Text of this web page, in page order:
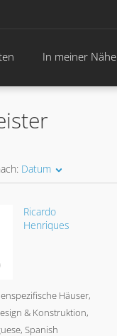
In meiner Nähe
Datum
Ricardo
Henriques
Häuser,
& Konstruktion
Spanish